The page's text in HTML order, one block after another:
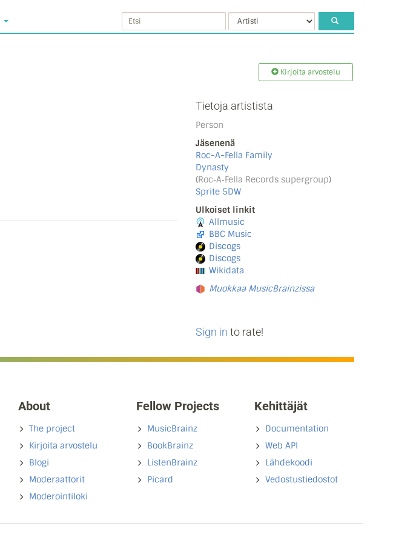
Kirjoita arvostelu
Tietoja artistista
Person
Jäsenenä
Roc-A-Fella Family
Dynasty
(Roc‐A‐Fella Records supergroup)
Sprite 5DW
Ulkoiset linkit
Allmusic
BBC Music
Discogs
Discogs
Wikidata
Muokkaa MusicBrainzissa
Sign in to rate!
About
The project
Kirjoita arvostelu
Blogi
Moderaattorit
Moderointiloki
Fellow Projects
MusicBrainz
BookBrainz
ListenBrainz
Picard
Kehittäjät
Documentation
Web API
Lähdekoodi
Vedostustiedostot